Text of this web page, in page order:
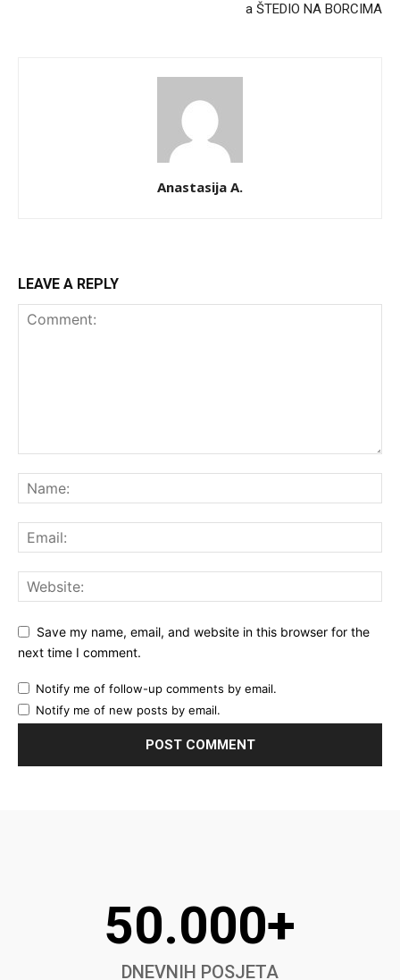
a ŠTEDIO NA BORCIMA
Anastasija A.
LEAVE A REPLY
Save my name, email, and website in this browser for the
next time I comment.
Notify me of follow-up comments by email.
Notify me of new posts by email.
50.000+
DNEVNIH POSJETA